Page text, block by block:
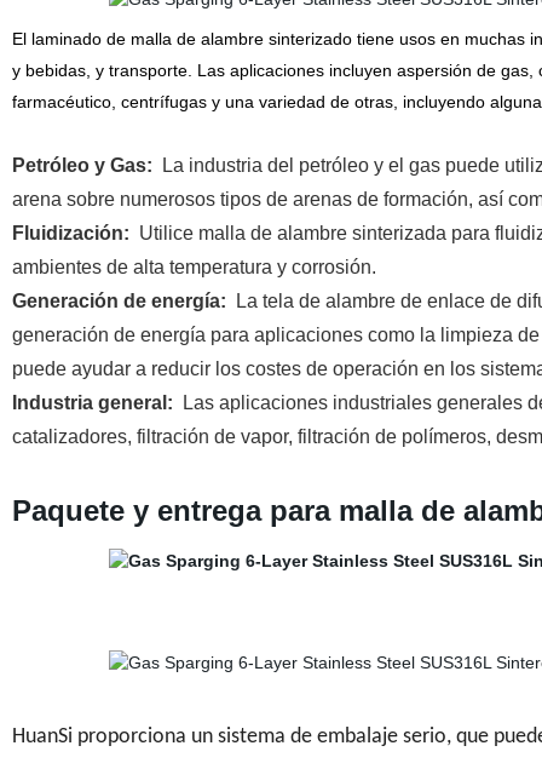
El laminado de malla de alambre sinterizado tiene usos en muchas
y bebidas, y transporte. Las aplicaciones incluyen aspersión de
farmacéutico, centrífugas y una variedad de otras, incluyendo
Petróleo y Gas:
La industria del petróleo y el gas puede
arena sobre numerosos tipos de arenas de formación, así
Fluidización: Utilice malla de alambre sinterizada para
ambientes de alta temperatura y corrosión.
Generación de energía:
La tela de alambre de enlace de
generación de energía para aplicaciones como la limpieza
puede ayudar a reducir los costes de operación en los
Industria general:
Las aplicaciones industriales generales
catalizadores, filtración de vapor, filtración de polímeros,
Paquete y entrega para malla de
HuanSi proporciona un sistema de embalaje serio, que